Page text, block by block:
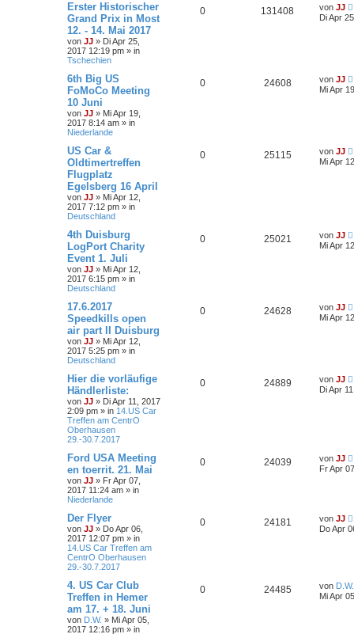
Erster Historischer
Grand Prix in Most
12. - 14. Mai 2017
von JJ » Di Apr 25,
2017 12:19 pm » in
Tschechien
0 131408 von JJ
Di Apr
6th Big US
FoMoCo Meeting
10 Juni
von JJ » Mi Apr 19,
2017 8:14 am » in
Niederlande
0 24608 von JJ
Mi Apr
US Car &
Oldtimertreffen
Flugplatz
Egelsberg 16 April
von JJ » Mi Apr 12,
2017 7:12 pm » in
Deutschland
0 25115 von JJ
Mi Apr
4th Duisburg
LogPort Charity
Event 1. Juli
von JJ » Mi Apr 12,
2017 6:15 pm » in
Deutschland
0 25021 von JJ
Mi Apr
17.6.2017
Speedkills open
air part II Duisburg
von JJ » Mi Apr 12,
2017 5:25 pm » in
Deutschland
0 24628 von JJ
Mi Apr
Hier die vorläufige
Händlerliste:
von JJ » Di Apr 11, 2017
2:09 pm » in 14.US Car
Treffen am CentrO
Oberhausen
29.-30.7.2017
0 24889 von JJ
Di Apr
Ford USA Meeting
en toerrit. 21. Mai
von JJ » Fr Apr 07,
2017 11:24 am » in
Niederlande
0 24039 von JJ
Fr Apr
Der Flyer
von JJ » Do Apr 06,
2017 12:07 pm » in
14.US Car Treffen am
CentrO Oberhausen
29.-30.7.2017
0 24181 von JJ
Do Apr
4. US Car Club
Treffen in Hemer
am 17. + 18. Juni
von D.W. » Mi Apr 05,
2017 12:16 pm » in
0 24485 von D.W.
Mi Apr